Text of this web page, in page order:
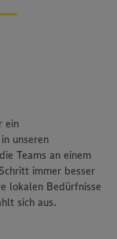
ein
unseren
Teams an einem
immer besser
lokalen Bedürfnisse
sich aus.